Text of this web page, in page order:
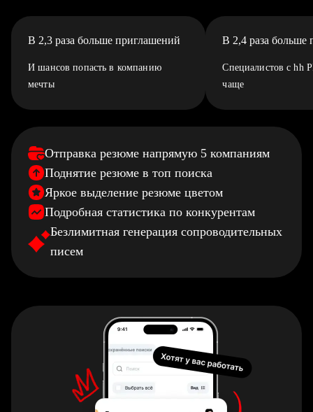
В 2,3 раза больше приглашений
И шансов попасть в компанию
мечты
В 2,4 раза больше
Специалистов с hh
чаще
Отправка резюме напрямую 5 компаниям
Поднятие резюме в топ поиска
Яркое выделение резюме цветом
Подробная статистика по конкурентам
Безлимитная генерация сопроводительных
писем